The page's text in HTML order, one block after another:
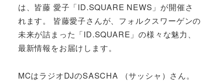
は、皆藤 愛子「ID.SQUARE NEWS」が開催さ
れます。 皆藤愛子さんが、フォルクスワーゲンの
未来が詰まった「ID.SQUARE」の様々な魅力、
最新情報をお届けします。
MCはラジオDJのSASCHA （サッシャ）さん。